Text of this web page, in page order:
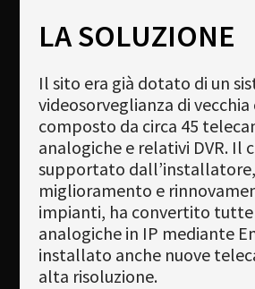
LA SOLUZIONE
Il sito era già dotato di un
videosorveglianza di vecchia
composto da circa 45
analogiche e relativi DVR. Il
supportato
miglioramento e
impianti, ha convertito
analogiche in IP mediante
installato anche nuove
alta risoluzione.